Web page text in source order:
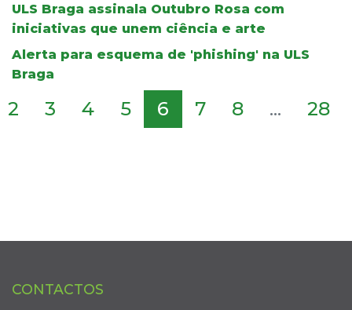
ULS Braga assinala Outubro Rosa com
iniciativas que unem ciência e arte
Alerta para esquema de 'phishing' na ULS
Braga
2 3 4 5 6 7 8 ... 28
CONTACTOS